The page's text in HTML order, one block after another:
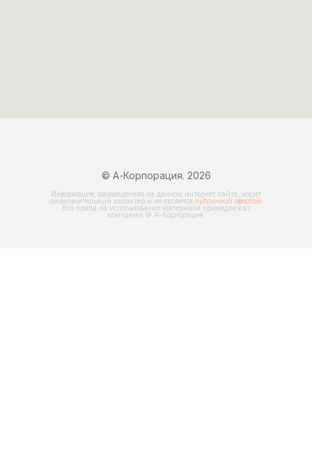
Информация, размещенная на данном интернет сайте, носит
ознакомительный характер и не является публичной офертой
Все права на использование материала принадлежат
компании © А-Корпорация.
© А-Корпорация. 2026